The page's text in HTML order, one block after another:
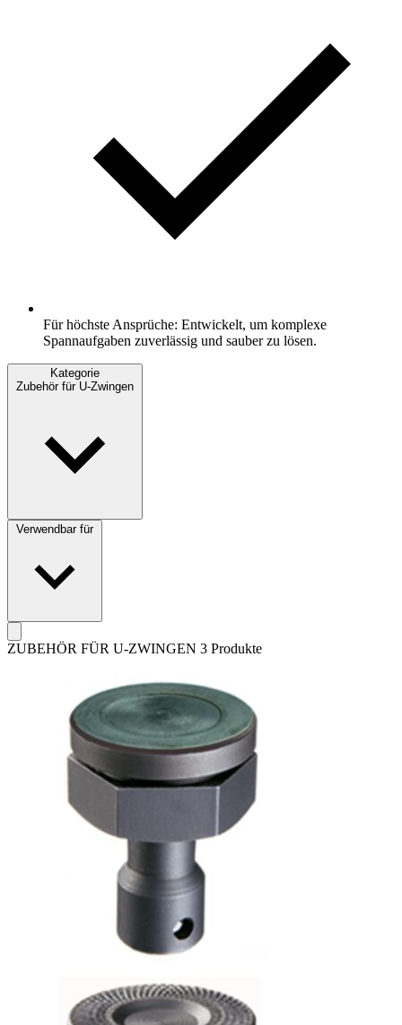
Für höchste Ansprüche: Entwickelt, um komplexe
Spannaufgaben zuverlässig und sauber zu lösen.
Kategorie
Zubehör für U-Zwingen
Verwendbar für
ZUBEHÖR FÜR U-ZWINGEN 3 Produkte